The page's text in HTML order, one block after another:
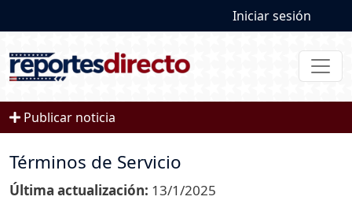
User
Iniciar sesión
Publicar noticia
Términos de Servicio
Última actualización: 13/1/2025